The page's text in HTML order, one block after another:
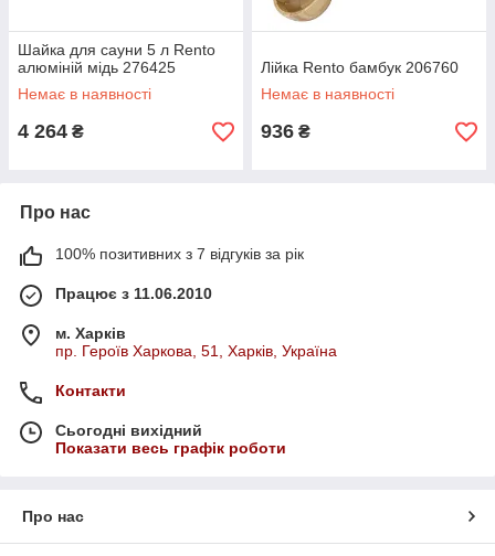
Шайка для сауни 5 л Rento
алюміній мідь 276425
Немає в наявності
4 264 ₴
Лійка Rento бамбук 206760
Немає в наявності
936 ₴
Про нас
100% позитивних з 7 відгуків за рік
Працює з 11.06.2010
м. Харків
пр. Героїв Харкова, 51, Харків, Україна
Контакти
Сьогодні вихідний
Показати весь графік роботи
Про нас